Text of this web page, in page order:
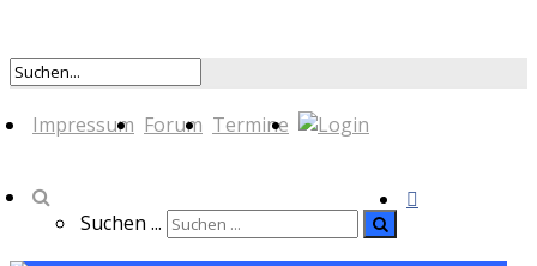
Impressum Forum Termine
Suchen ...